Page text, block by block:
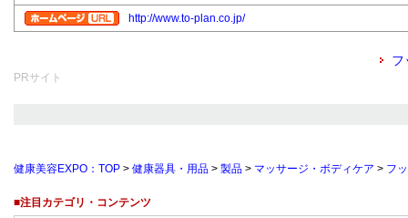
http://www.to-plan.co.jp/
フ
PRサイト
健康美容EXPO：TOP > 健康器具・用品 > 製品 > マッサージ・ボディケア > フ
■注目カテゴリ・コンテンツ